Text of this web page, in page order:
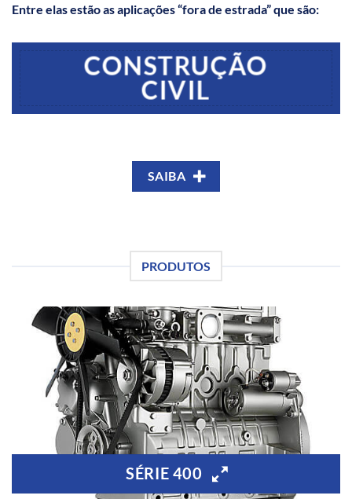
Entre elas estão as aplicações “fora de estrada” que são:
CONSTRUÇÃO
CIVIL
SAIBA
PRODUTOS
SÉRIE 400